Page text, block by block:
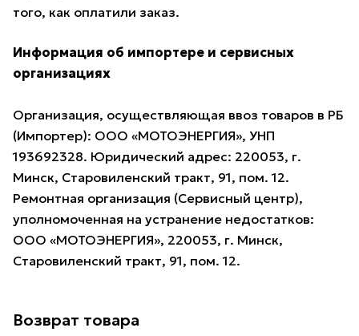
того, как оплатили заказ.
Информация об импортере и сервисных
организациях
Организация, осуществляющая ввоз товаров в РБ
(Импортер): ООО «МОТОЭНЕРГИЯ», УНП
193692328. Юридический адрес: 220053, г.
Минск, Старовиленский тракт, 91, пом. 12.
Ремонтная организация (Сервисный центр),
уполномоченная на устранение недостатков:
ООО «МОТОЭНЕРГИЯ», 220053, г. Минск,
Старовиленский тракт, 91, пом. 12.
Возврат товара